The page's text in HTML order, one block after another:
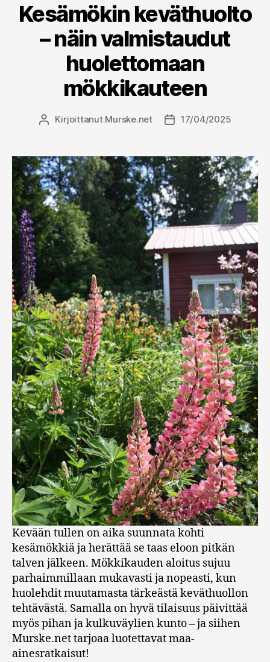
Kesämökin keväthuolto
– näin valmistaudut
huolettomaan
mökkikauteen
Kirjoittaja
Kirjoittanut Murske.net Julkaisupäivämäärä
17/04/2025
Kevään tullen on aika suunnata kohti
kesämökkiä ja herättää se taas eloon pitkän
talven jälkeen. Mökkikauden aloitus sujuu
parhaimmillaan mukavasti ja nopeasti, kun
huolehdit muutamasta tärkeästä keväthuollon
tehtävästä. Samalla on hyvä tilaisuus päivittää
myös pihan ja kulkuväylien kunto – ja siihen
Murske.net tarjoaa luotettavat maa-
ainesratkaisut!